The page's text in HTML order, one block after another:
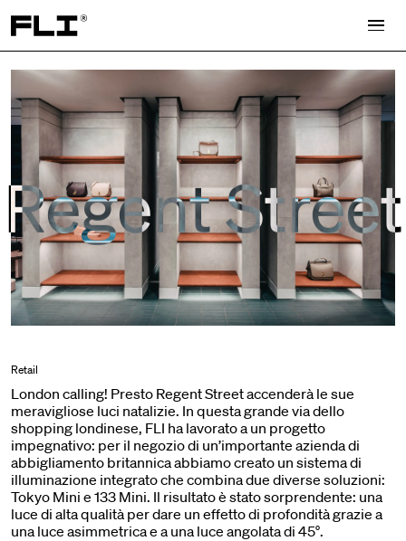
Regent Street
Search for:
Retail
London calling! Presto Regent Street accenderà le sue
meravigliose luci natalizie. In questa grande via dello
shopping londinese, FLI ha lavorato a un progetto
impegnativo: per il negozio di un’importante azienda di
abbigliamento britannica abbiamo creato un sistema di
illuminazione integrato che combina due diverse soluzioni:
Tokyo Mini e 133 Mini. Il risultato è stato sorprendente: una
luce di alta qualità per dare un effetto di profondità grazie a
una luce asimmetrica e a una luce angolata di 45°.